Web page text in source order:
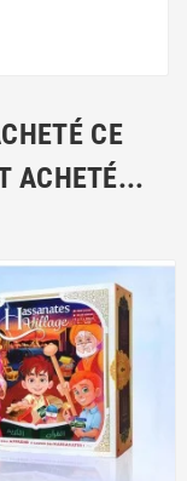
CE
ACHETÉ...